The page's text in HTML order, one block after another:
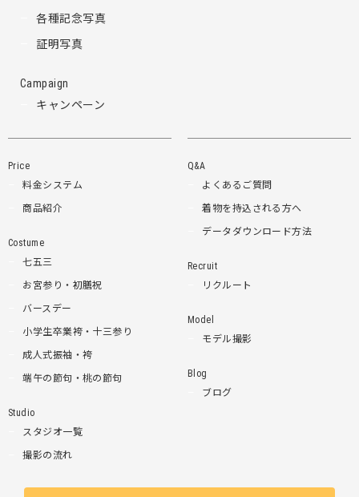
各種記念写真
証明写真
Campaign
キャンペーン
Price
料金システム
商品紹介
Costume
七五三
お宮参り・初膳祝
バースデー
小学生卒業袴・十三参り
成人式振袖・袴
端午の節句・桃の節句
Studio
スタジオ一覧
撮影の流れ
Q&A
よくあるご質問
着物を持込される方へ
データダウンロード方法
Recruit
リクルート
Model
モデル撮影
Blog
ブログ